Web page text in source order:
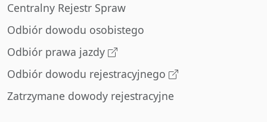
Centralny Rejestr Spraw
Odbiór dowodu osobistego
Odbiór prawa jazdy
Odbiór dowodu rejestracyjnego
Zatrzymane dowody rejestracyjne